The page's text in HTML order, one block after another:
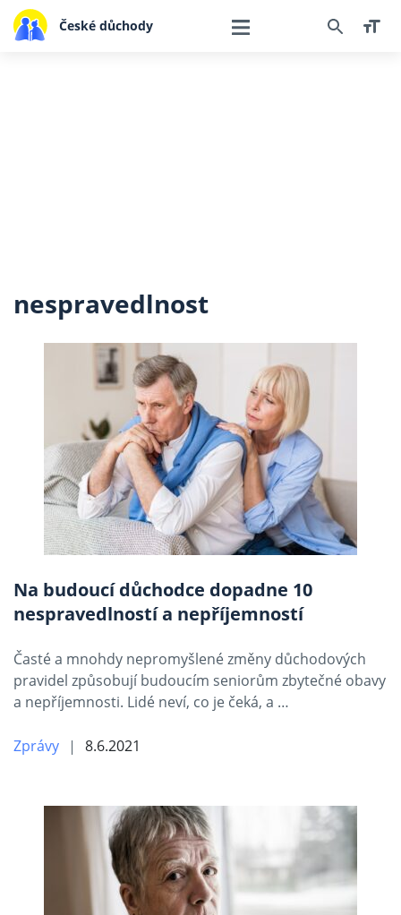
České důchody
nespravedlnost
Na budoucí důchodce dopadne 10
nespravedlností a nepříjemností
Časté a mnohdy nepromyšlené změny důchodových
pravidel způsobují budoucím seniorům zbytečné obavy
a nepříjemnosti. Lidé neví, co je čeká, a …
Zprávy 8.6.2021